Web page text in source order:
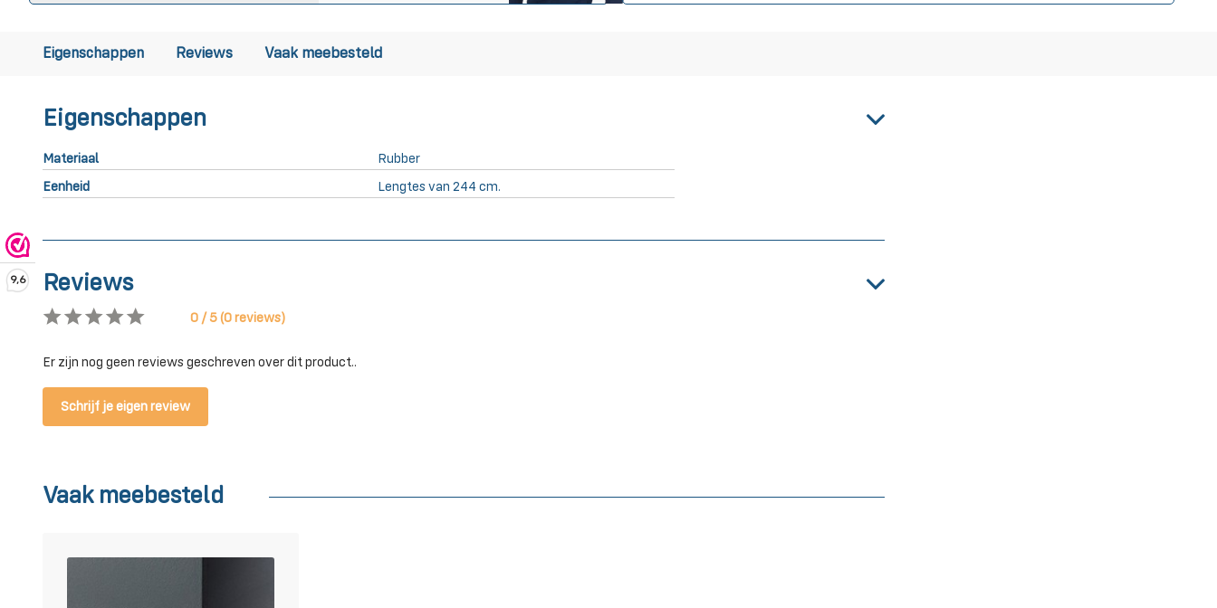
9,6
Eigenschappen Reviews Vaak meebesteld
Eigenschappen
Materiaal Rubber
Eenheid Lengtes van 244 cm.
Reviews
0 / 5 (0 reviews)
Er zijn nog geen reviews geschreven over dit product..
Schrijf je eigen review
Vaak meebesteld